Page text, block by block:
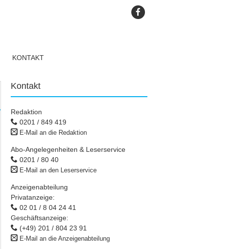
KONTAKT
Kontakt
Redaktion
0201 / 849 419
E-Mail an die Redaktion
Abo-Angelegenheiten & Leserservice
0201 / 80 40
E-Mail an den Leserservice
Anzeigenabteilung
Privatanzeige:
02 01 / 8 04 24 41
Geschäftsanzeige:
(+49) 201 / 804 23 91
E-Mail an die Anzeigenabteilung